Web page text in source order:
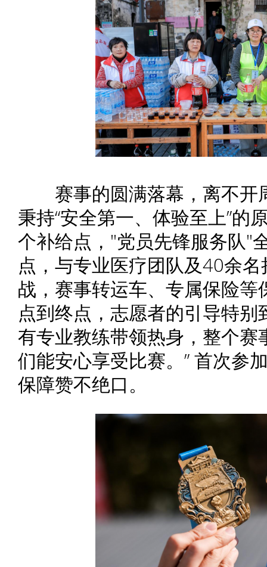
赛事的圆满落幕，离不开
秉持“安全第一、体验至上”的
个补给点，"党员先锋服务队"
点，与专业医疗团队及40余
战，赛事转运车、专属保险等
点到终点，志愿者的引导特
有专业教练带领热身，整个
们能安心享受比赛。” 首次参
保障赞不绝口。